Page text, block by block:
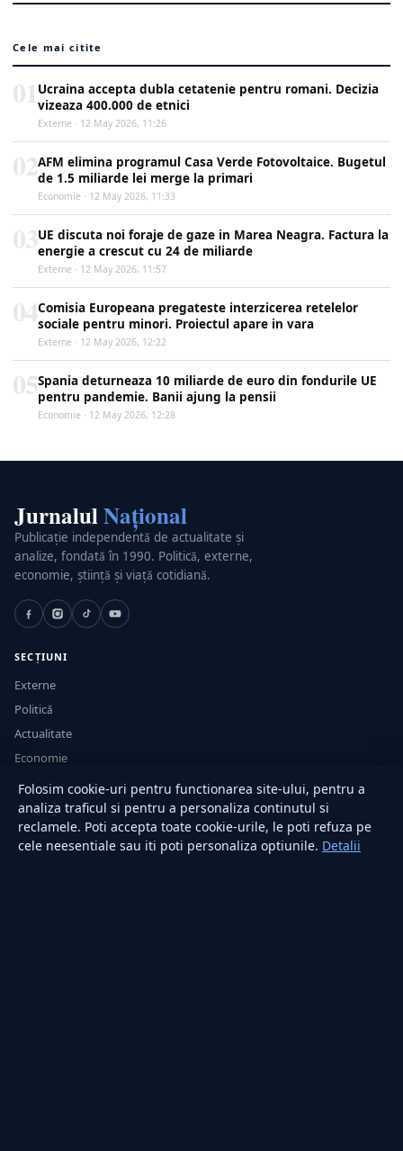
Cele mai citite
Ucraina accepta dubla cetatenie pentru romani. Decizia
vizeaza 400.000 de etnici
Externe · 12 May 2026, 11:26
AFM elimina programul Casa Verde Fotovoltaice. Bugetul
de 1.5 miliarde lei merge la primari
Economie · 12 May 2026, 11:33
UE discuta noi foraje de gaze in Marea Neagra. Factura la
energie a crescut cu 24 de miliarde
Externe · 12 May 2026, 11:57
Comisia Europeana pregateste interzicerea retelelor
sociale pentru minori. Proiectul apare in vara
Externe · 12 May 2026, 12:22
Spania deturneaza 10 miliarde de euro din fondurile UE
pentru pandemie. Banii ajung la pensii
Economie · 12 May 2026, 12:28
JurnalulNațional
Publicație independentă de actualitate și
analize, fondată în 1990. Politică, externe,
economie, știință și viață cotidiană.
SECȚIUNI
Externe
Politică
Actualitate
Economie
Sănătate
Utile
RUBRICI
Folosim cookie-uri pentru functionarea site-ului, pentru a
analiza traficul si pentru a personaliza continutul si
reclamele. Poti accepta toate cookie-urile, le poti refuza pe
cele neesentiale sau iti poti personaliza optiunile. Detalii